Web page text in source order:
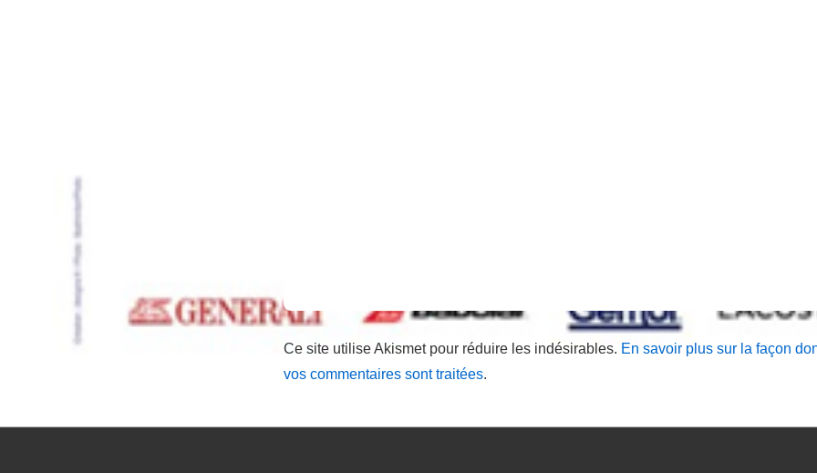
Ce site utilise Akismet pour réduire les indésirables. En savoir plus sur la façon
vos commentaires sont traitées.